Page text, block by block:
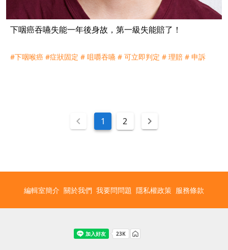
下咽癌吞嚥失能一年後身故，第一級失能賠了！
#下咽喉癌 #症狀固定 # 咀嚼吞嚥 # 可立即判定 # 理賠 # 申訴
1 2
編輯室簡介 關於我們 我要問問題 隱私權政策 服務條款